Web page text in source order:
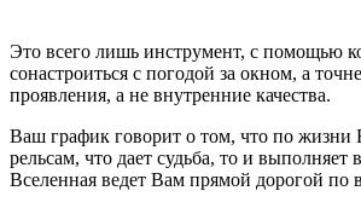
Это всего лишь инструмент, с помощью
сонастроиться с погодой за окном, а
проявления, а не внутренние качества.
Ваш график говорит о том, что по жизни
рельсам, что дает судьба, то и выполняет
Вселенная ведет Вам прямой дорогой по